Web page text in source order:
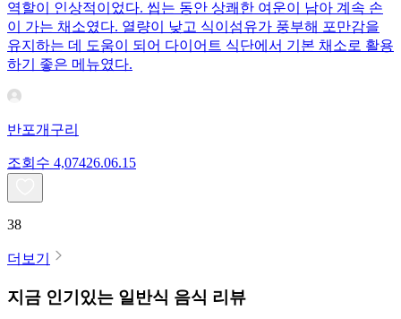
역할이 인상적이었다. 씹는 동안 상쾌한 여운이 남아 계속 손
이 가는 채소였다. 열량이 낮고 식이섬유가 풍부해 포만감을
유지하는 데 도움이 되어 다이어트 식단에서 기본 채소로 활용
하기 좋은 메뉴였다.
반포개구리
조회수 4,07426.06.15
38
더보기
지금 인기있는 일반식 음식 리뷰